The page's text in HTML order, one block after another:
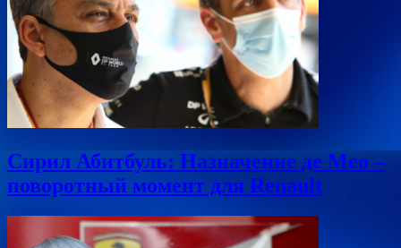
Сирил Абитбуль: Назначение де Мео –
поворотный момент для Renault